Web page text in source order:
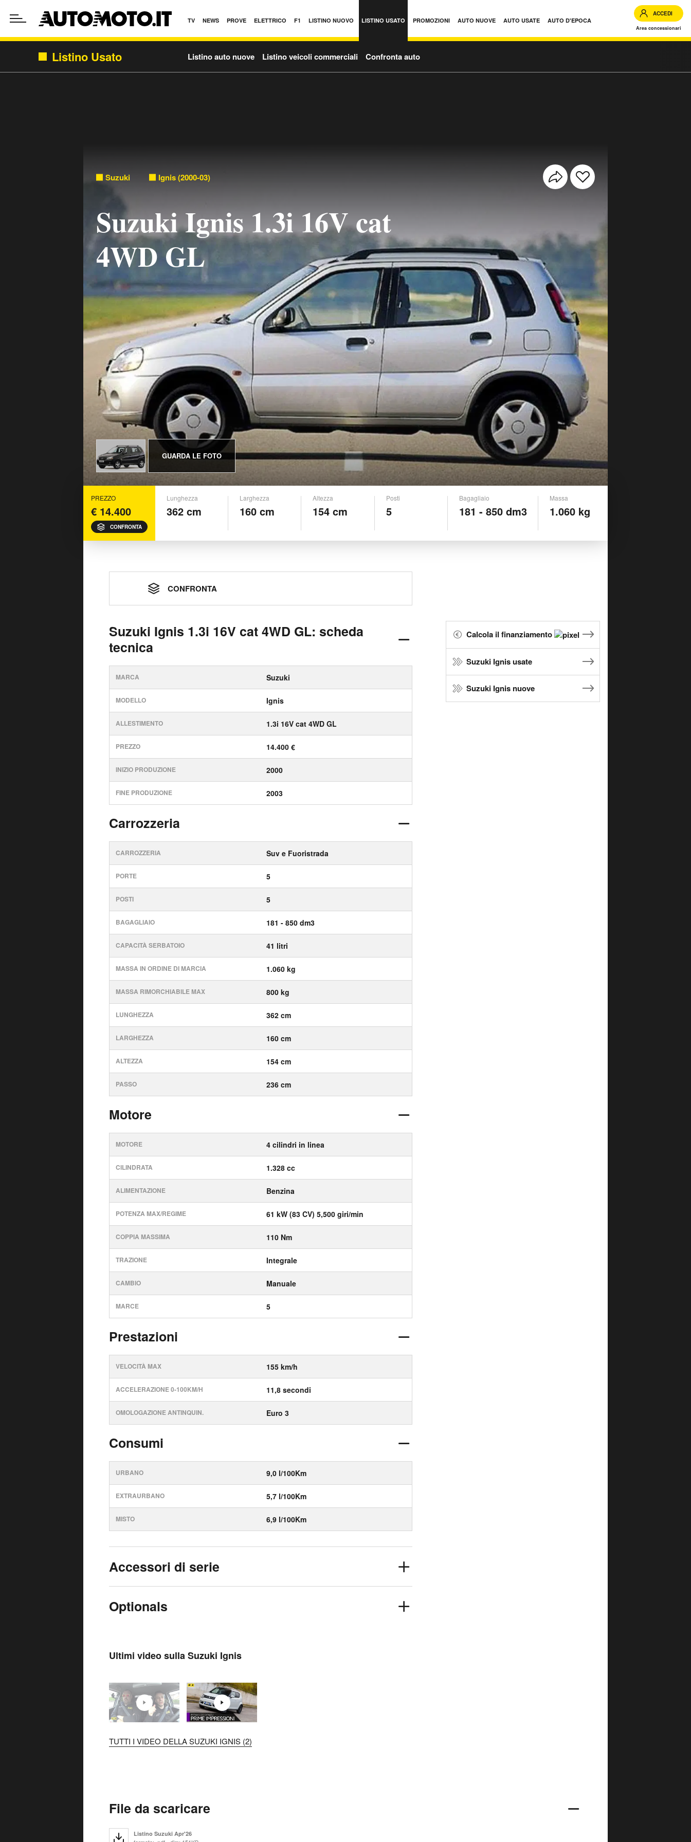
TV NEWS PROVE ELETTRICO F1 LISTINO NUOVO LISTINO USATO PROMOZIONI AUTO NUOVE AUTO USATE AUTO D'EPOCA
ACCEDI
Area concessionari
Listino Usato Listino auto nuove Listino veicoli commerciali Confronta auto
Suzuki Ignis (2000-03)
Suzuki Ignis 1.3i 16V cat
4WD GL
GUARDA LE FOTO
PREZZO
€ 14.400
CONFRONTA
Lunghezza
362 cm
Larghezza
160 cm
Altezza
154 cm
Posti
5
Bagagliaio
181 - 850 dm3
Massa
1.060 kg
CONFRONTA
Suzuki Ignis 1.3i 16V cat 4WD GL: scheda
tecnica
MARCA Suzuki
MODELLO Ignis
ALLESTIMENTO 1.3i 16V cat 4WD GL
PREZZO 14.400 €
INIZIO PRODUZIONE 2000
FINE PRODUZIONE 2003
Carrozzeria
CARROZZERIA Suv e Fuoristrada
PORTE 5
POSTI 5
BAGAGLIAIO 181 - 850 dm3
CAPACITÀ SERBATOIO 41 litri
MASSA IN ORDINE DI MARCIA 1.060 kg
MASSA RIMORCHIABILE MAX 800 kg
LUNGHEZZA 362 cm
LARGHEZZA 160 cm
ALTEZZA 154 cm
PASSO 236 cm
Motore
MOTORE 4 cilindri in linea
CILINDRATA 1.328 cc
ALIMENTAZIONE Benzina
POTENZA MAX/REGIME 61 kW (83 CV) 5,500 giri/min
COPPIA MASSIMA 110 Nm
TRAZIONE Integrale
CAMBIO Manuale
MARCE 5
Prestazioni
VELOCITÀ MAX 155 km/h
ACCELERAZIONE 0-100KM/H 11,8 secondi
OMOLOGAZIONE ANTINQUIN. Euro 3
Consumi
URBANO 9,0 l/100Km
EXTRAURBANO 5,7 l/100Km
MISTO 6,9 l/100Km
Accessori di serie
Optionals
Ultimi video sulla Suzuki Ignis
TUTTI I VIDEO DELLA SUZUKI IGNIS (2)
Calcola il finanziamento
Suzuki Ignis usate
Suzuki Ignis nuove
File da scaricare
Listino Suzuki Apr'26